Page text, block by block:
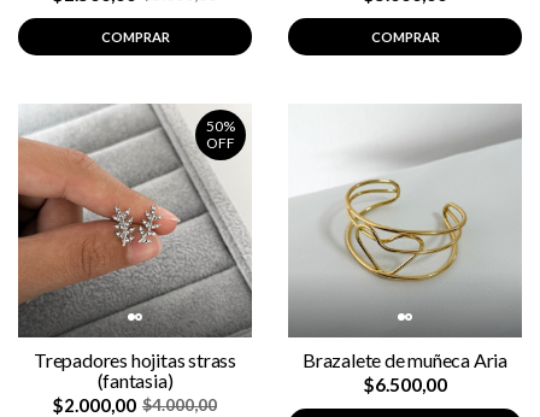
COMPRAR COMPRAR
50%
OFF
Trepadores hojitas strass
(fantasia)
$2.000,00 $4.000,00
Brazalete de muñeca Aria
$6.500,00